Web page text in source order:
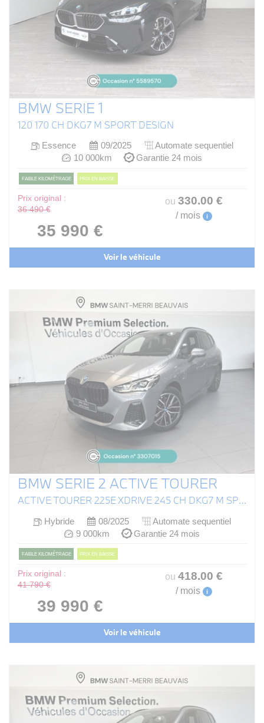
BMW SERIE 1
120 170 CH DKG7 M SPORT DESIGN
Essence 09/2025
Automate sequentiel
10 000km
Garantie 24 mois
FAIBLE KILOMÉTRAGE PRIX EN BAISSE
Prix original :
36 490 €
35 990 €
ou 330.00 €
/ mois i
Voir le véhicule
BMW SERIE 2 ACTIVE TOURER
ACTIVE TOURER 225E XDRIVE 245 CH DKG7 M SPORT
Hybride 08/2025
Automate sequentiel
9 000km
Garantie 24 mois
FAIBLE KILOMÉTRAGE PRIX EN BAISSE
Prix original :
41 790 €
39 990 €
ou 418.00 €
/ mois i
Voir le véhicule